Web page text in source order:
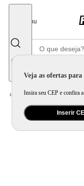
Menu
Veja as ofertas para
Insira seu CEP e confira
Inserir
Home Presentes / Bolsa e Mochila /